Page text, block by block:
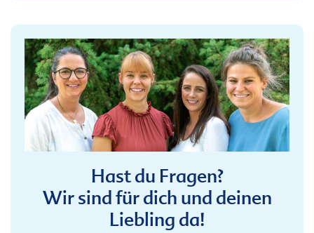
Hast du Fragen?
Wir sind für dich und deinen
Liebling da!